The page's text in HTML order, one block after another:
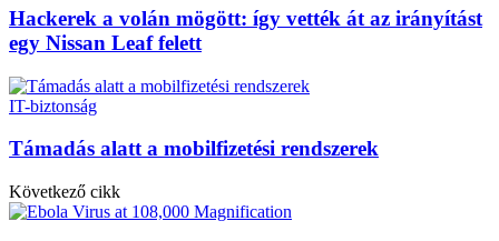
Hackerek a volán mögött: így vették át az irányítást
egy Nissan Leaf felett
IT-biztonság
Támadás alatt a mobilfizetési rendszerek
Következő cikk